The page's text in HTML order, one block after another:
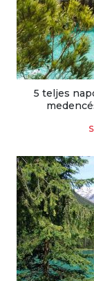
5 teljes